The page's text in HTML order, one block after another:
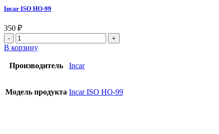
Incar ISO HO-99
350 ₽
В корзину
Производитель Incar
Модель продукта Incar ISO HO-99